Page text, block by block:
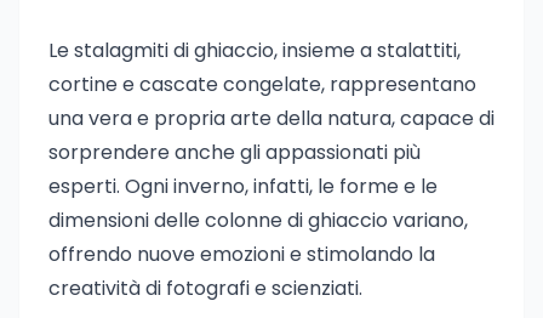
Le stalagmiti di ghiaccio, insieme a stalattiti,
cortine e cascate congelate, rappresentano
una vera e propria arte della natura, capace di
sorprendere anche gli appassionati più
esperti. Ogni inverno, infatti, le forme e le
dimensioni delle colonne di ghiaccio variano,
offrendo nuove emozioni e stimolando la
creatività di fotografi e scienziati.